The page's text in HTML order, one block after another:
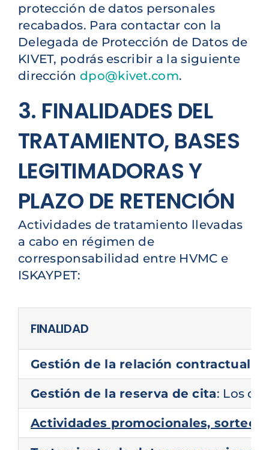
protección de datos personales
recabados. Para contactar con la
Delegada de Protección de Datos de
KIVET, podrás escribir a la siguiente
dirección dpo@kivet.com.
3. FINALIDADES DEL
TRATAMIENTO, BASES
LEGITIMADORAS Y
PLAZO DE RETENCIÓN
Actividades de tratamiento llevadas
a cabo en régimen de
corresponsabilidad entre HVMC e
ISKAYPET:
FINALIDAD
Gestión de la relación contractual
Gestión de la reserva de cita: Los
Actividades promocionales, sorteos